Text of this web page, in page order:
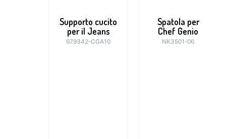
Supporto cucito
per il Jeans
679342-CGA10
Spatola per
Chef Genio
NK3501-06